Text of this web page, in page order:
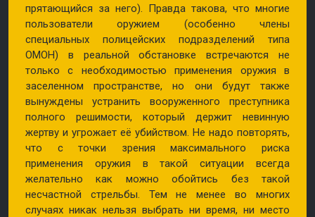
прятающийся за него). Правда такова, что многие
пользователи оружием (особенно члены
специальных полицейских подразделений типа
ОМОН) в реальной обстановке встречаются не
только с необходимостью применения оружия в
заселенном пространстве, но они будут также
вынуждены устранить вооруженного преступника
полного решимости, который держит невинную
жертву и угрожает её убийством. Не надо повторять,
что с точки зрения максимального риска
применения оружия в такой ситуации всегда
желательно как можно обойтись без такой
несчастной стрельбы. Тем не менее во многих
случаях никак нельзя выбрать ни время, ни место